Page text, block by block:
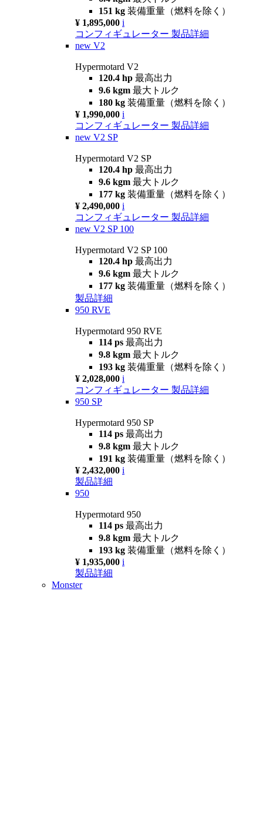
151 kg 装備重量（燃料を除く）
¥ 1,895,000 i
コンフィギュレーター 製品詳細
new V2
Hypermotard V2
120.4 hp 最高出力
9.6 kgm 最大トルク
180 kg 装備重量（燃料を除く）
¥ 1,990,000 i
コンフィギュレーター 製品詳細
new V2 SP
Hypermotard V2 SP
120.4 hp 最高出力
9.6 kgm 最大トルク
177 kg 装備重量（燃料を除く）
¥ 2,490,000 i
コンフィギュレーター 製品詳細
new V2 SP 100
Hypermotard V2 SP 100
120.4 hp 最高出力
9.6 kgm 最大トルク
177 kg 装備重量（燃料を除く）
製品詳細
950 RVE
Hypermotard 950 RVE
114 ps 最高出力
9.8 kgm 最大トルク
193 kg 装備重量（燃料を除く）
¥ 2,028,000 i
コンフィギュレーター 製品詳細
950 SP
Hypermotard 950 SP
114 ps 最高出力
9.8 kgm 最大トルク
191 kg 装備重量（燃料を除く）
¥ 2,432,000 i
製品詳細
950
Hypermotard 950
114 ps 最高出力
9.8 kgm 最大トルク
193 kg 装備重量（燃料を除く）
¥ 1,935,000 i
製品詳細
Monster